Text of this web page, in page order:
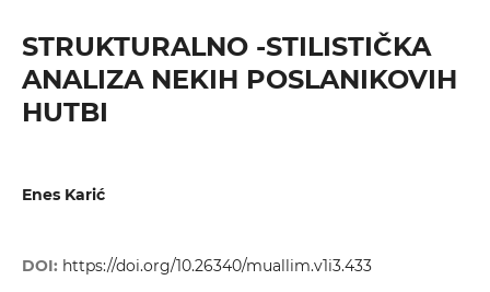
STRUKTURALNO -STILISTIČKA
ANALIZA NEKIH POSLANIKOVIH
HUTBI
Enes Karić
DOI: https://doi.org/10.26340/muallim.v1i3.433